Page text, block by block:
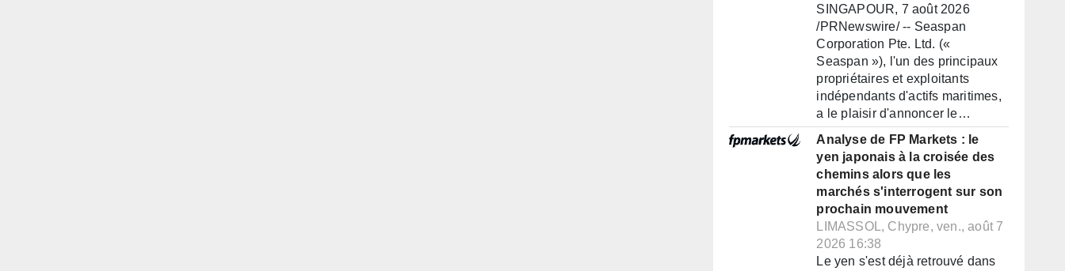
SINGAPOUR, 7 août 2026
/PRNewswire/ -- Seaspan
Corporation Pte. Ltd. («
Seaspan »), l'un des principaux
propriétaires et exploitants
indépendants d'actifs maritimes,
a le plaisir d'annoncer le…
Analyse de FP Markets : le
yen japonais à la croisée des
chemins alors que les
marchés s'interrogent sur son
prochain mouvement
LIMASSOL, Chypre, ven., août 7
2026 16:38
Le yen s'est déjà retrouvé dans